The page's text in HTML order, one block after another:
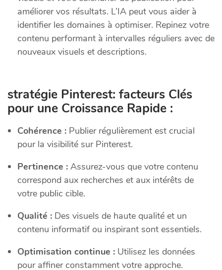
améliorer vos résultats. L’IA peut vous aider à
identifier les domaines à optimiser. Repinez votre
contenu performant à intervalles réguliers avec de
nouveaux visuels et descriptions.
stratégie Pinterest: facteurs Clés
pour une Croissance Rapide :
Cohérence : Publier régulièrement est crucial
pour la visibilité sur Pinterest.
Pertinence : Assurez-vous que votre contenu
correspond aux recherches et aux intérêts de
votre public cible.
Qualité : Des visuels de haute qualité et un
contenu informatif ou inspirant sont essentiels.
Optimisation continue : Utilisez les données
pour affiner constamment votre approche.